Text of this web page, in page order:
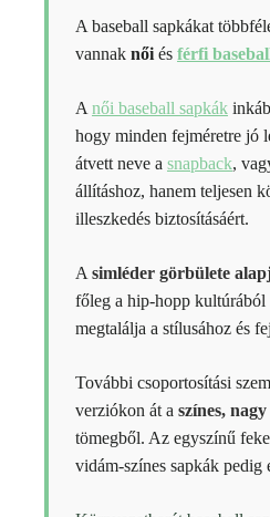
A baseball sapkákat
vannak női és férfi
A női baseball sapkák
hogy minden fejméretre jó
átvett neve a snapback,
állításhoz, hanem teljesen
illeszkedés biztosításáért.
A simléder görbülete
főleg a hip-hopp kultúrából
megtalálja a stílusához és
További csoportosítási
verziókon át a színes,
tömegből. Az egyszínű
vidám-színes sapkák pedig